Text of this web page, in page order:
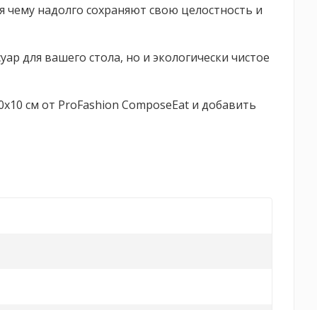
надолго сохраняют свою целостность и
для вашего стола, но и экологически чистое
см от ProFashion ComposeEat и добавить